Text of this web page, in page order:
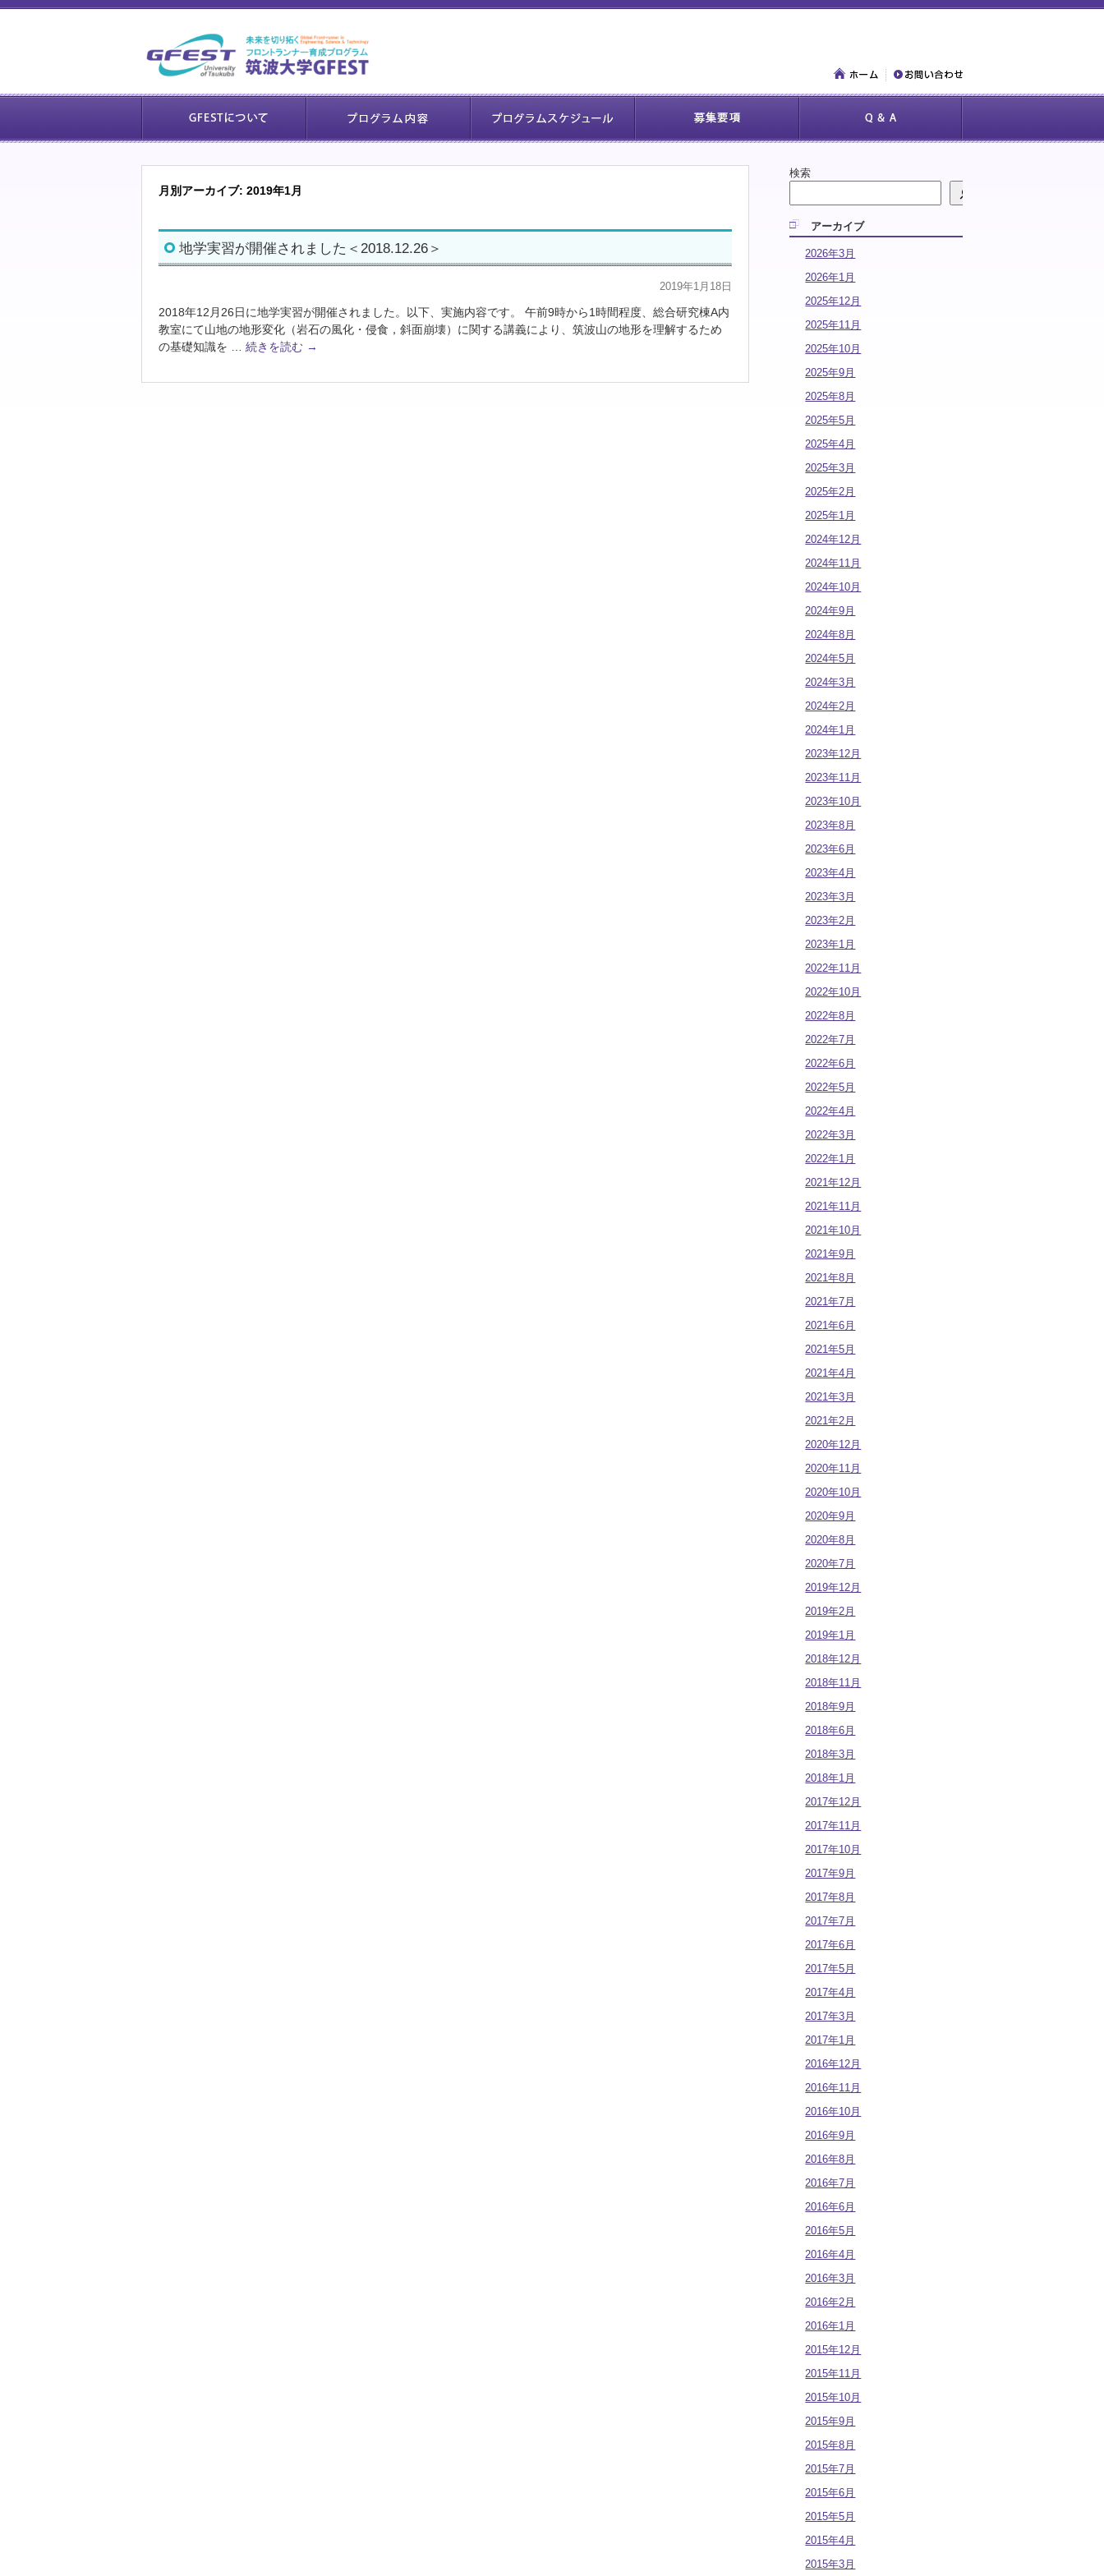
月別アーカイブ: 2019年1月
地学実習が開催されました＜2018.12.26＞
2019年1月18日
2018年12月26日に地学実習が開催されました。以下、実施内容です。 午前9時から1時間程度、総合研究棟A内
教室にて山地の地形変化（岩石の風化・侵食，斜面崩壊）に関する講義により、筑波山の地形を理解するため
の基礎知識を … 続きを読む →
検索
アーカイブ
2026年3月
2026年1月
2025年12月
2025年11月
2025年10月
2025年9月
2025年8月
2025年5月
2025年4月
2025年3月
2025年2月
2025年1月
2024年12月
2024年11月
2024年10月
2024年9月
2024年8月
2024年5月
2024年3月
2024年2月
2024年1月
2023年12月
2023年11月
2023年10月
2023年8月
2023年6月
2023年4月
2023年3月
2023年2月
2023年1月
2022年11月
2022年10月
2022年8月
2022年7月
2022年6月
2022年5月
2022年4月
2022年3月
2022年1月
2021年12月
2021年11月
2021年10月
2021年9月
2021年8月
2021年7月
2021年6月
2021年5月
2021年4月
2021年3月
2021年2月
2020年12月
2020年11月
2020年10月
2020年9月
2020年8月
2020年7月
2019年12月
2019年2月
2019年1月
2018年12月
2018年11月
2018年9月
2018年6月
2018年3月
2018年1月
2017年12月
2017年11月
2017年10月
2017年9月
2017年8月
2017年7月
2017年6月
2017年5月
2017年4月
2017年3月
2017年1月
2016年12月
2016年11月
2016年10月
2016年9月
2016年8月
2016年7月
2016年6月
2016年5月
2016年4月
2016年3月
2016年2月
2016年1月
2015年12月
2015年11月
2015年10月
2015年9月
2015年8月
2015年7月
2015年6月
2015年5月
2015年4月
2015年3月